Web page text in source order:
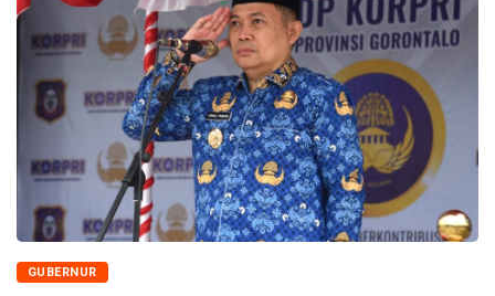
GUBERNUR